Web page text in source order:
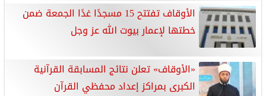
الأوقاف تفتتح 15 مسجدًا غدًا الجمعة ضمن
خطتها لإعمار بيوت الله عز وجل
«الأوقاف» تعلن نتائج المسابقة القرآنية
الكبرى بمراكز إعداد محفظي القرآن